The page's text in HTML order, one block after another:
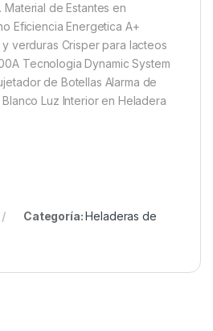
Material de Estantes en
Eficiencia Energetica A+
y verduras Crisper para lacteos
Tecnologia Dynamic System
de Botellas Alarma de
Luz Interior en Heladera
Categoría:Heladeras de